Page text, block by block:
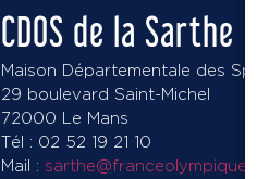
CDOS de la Sarthe
Maison Départementale des
29 boulevard Saint-Michel
72000 Le Mans
Tél : 02 52 19 21 10
Mail :